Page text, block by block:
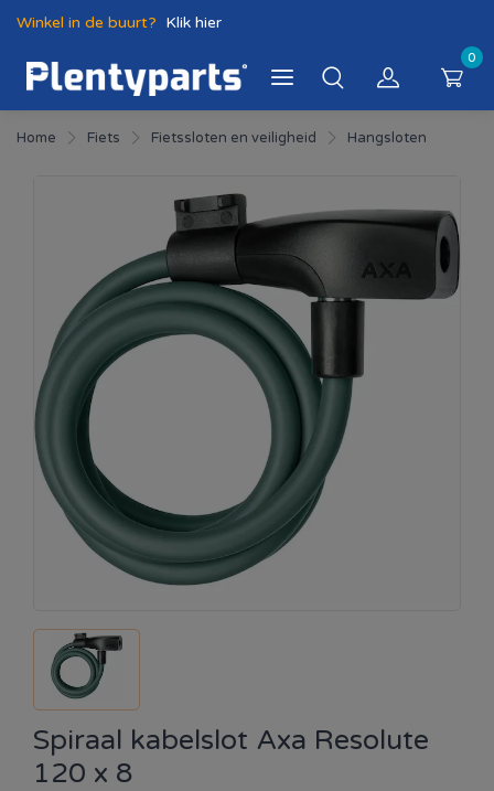
Winkel in de buurt? Klik hier
0
Home Fiets Fietssloten en veiligheid Hangsloten
Spiraal kabelslot Axa Resolute
120 x 8